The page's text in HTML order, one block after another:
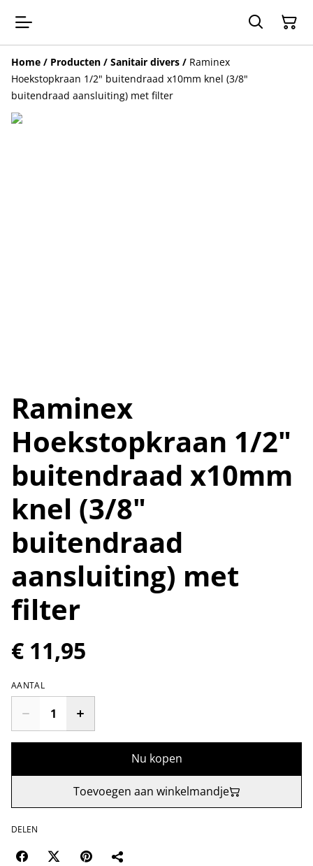
Home / Producten / Sanitair divers / Raminex
Hoekstopkraan 1/2" buitendraad x10mm knel (3/8"
buitendraad aansluiting) met filter
Raminex
Hoekstopkraan 1/2"
buitendraad x10mm
knel (3/8"
buitendraad
aansluiting) met
filter
€ 11,95
AANTAL
Nu kopen
Toevoegen aan winkelmandje
DELEN